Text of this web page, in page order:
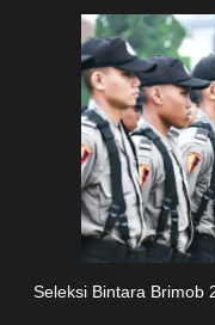
Seleksi Bintara Brimob